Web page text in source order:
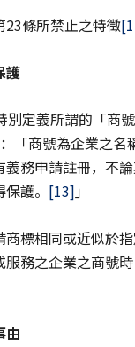
23條所禁止之特徵
護
別定義所謂的「商
「商號為企業之名
務申請註冊，不
護。 [13] 」
標相同或近似於指
務之企業之商號
由